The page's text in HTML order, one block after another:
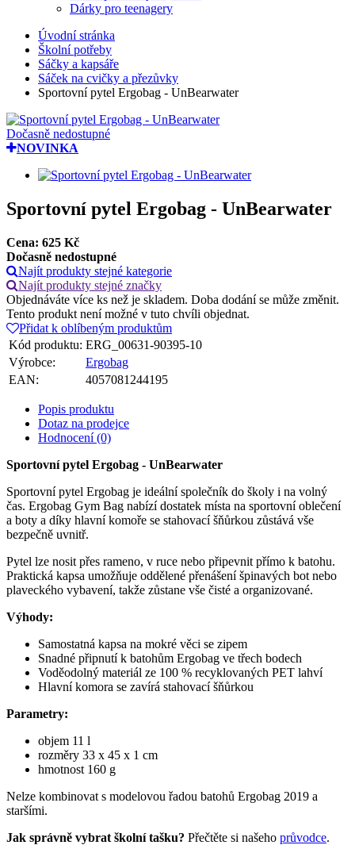
Dárky pro teenagery
Úvodní stránka
Školní potřeby
Sáčky a kapsáře
Sáček na cvičky a přezůvky
Sportovní pytel Ergobag - UnBearwater
Dočasně nedostupné
NOVINKA
Sportovní pytel Ergobag - UnBearwater
Cena: 625 Kč
Dočasně nedostupné
Najít produkty stejné kategorie
Najít produkty stejné značky
Objednáváte více ks než je skladem. Doba dodání se může změnit.
Tento produkt není možné v tuto chvíli objednat.
Přidat k oblíbeným produktům
Kód produktu: ERG_00631-90395-10
Výrobce:
Ergobag
EAN:
4057081244195
Popis produktu
Dotaz na prodejce
Hodnocení (0)
Sportovní pytel Ergobag - UnBearwater
Sportovní pytel Ergobag je ideální společník do školy i na volný
čas. Ergobag Gym Bag nabízí dostatek místa na sportovní oblečení
a boty a díky hlavní komoře se stahovací šňůrkou zůstává vše
bezpečně uvnitř.
Pytel lze nosit přes rameno, v ruce nebo připevnit přímo k batohu.
Praktická kapsa umožňuje oddělené přenášení špinavých bot nebo
plaveckého vybavení, takže zůstane vše čisté a organizované.
Výhody:
Samostatná kapsa na mokré věci se zipem
Snadné připnutí k batohům Ergobag ve třech bodech
Voděodolný materiál ze 100 % recyklovaných PET lahví
Hlavní komora se zavírá stahovací šňůrkou
Parametry:
objem 11 l
rozměry 33 x 45 x 1 cm
hmotnost 160 g
Nelze kombinovat s modelovou řadou batohů Ergobag 2019 a
staršími.
Jak správně vybrat školní tašku? Přečtěte si našeho průvodce.